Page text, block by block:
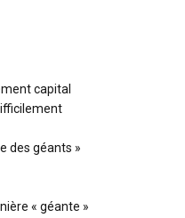
capital
des géants »
« géante »